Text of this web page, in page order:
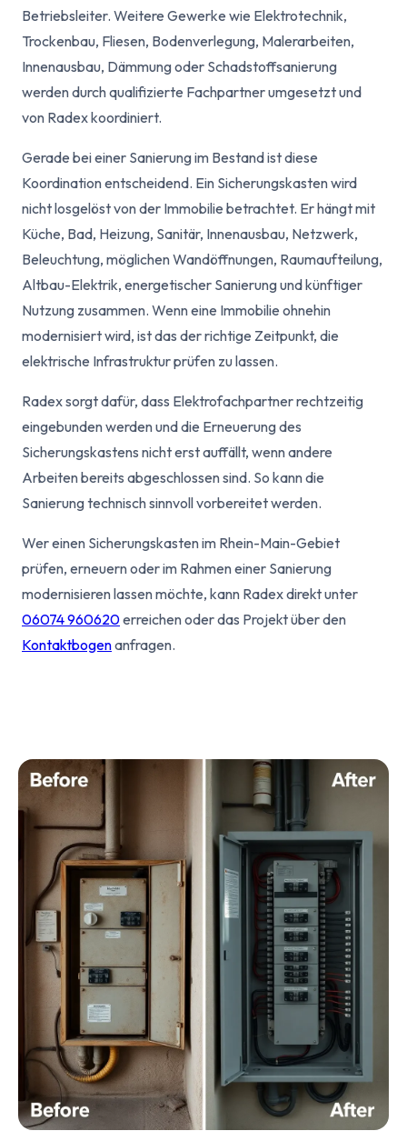
Betriebsleiter. Weitere Gewerke wie Elektrotechnik,
Trockenbau, Fliesen, Bodenverlegung, Malerarbeiten,
Innenausbau, Dämmung oder Schadstoffsanierung
werden durch qualifizierte Fachpartner umgesetzt und
von Radex koordiniert.
Gerade bei einer Sanierung im Bestand ist diese
Koordination entscheidend. Ein Sicherungskasten wird
nicht losgelöst von der Immobilie betrachtet. Er hängt mit
Küche, Bad, Heizung, Sanitär, Innenausbau, Netzwerk,
Beleuchtung, möglichen Wandöffnungen, Raumaufteilung,
Altbau-Elektrik, energetischer Sanierung und künftiger
Nutzung zusammen. Wenn eine Immobilie ohnehin
modernisiert wird, ist das der richtige Zeitpunkt, die
elektrische Infrastruktur prüfen zu lassen.
Radex sorgt dafür, dass Elektrofachpartner rechtzeitig
eingebunden werden und die Erneuerung des
Sicherungskastens nicht erst auffällt, wenn andere
Arbeiten bereits abgeschlossen sind. So kann die
Sanierung technisch sinnvoll vorbereitet werden.
Wer einen Sicherungskasten im Rhein-Main-Gebiet
prüfen, erneuern oder im Rahmen einer Sanierung
modernisieren lassen möchte, kann Radex direkt unter
06074 960620erreichen oder das Projekt über den
Kontaktbogenanfragen.